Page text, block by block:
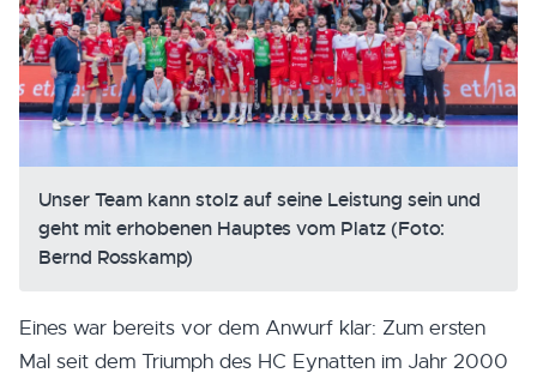
Unser Team kann stolz auf seine Leistung sein und
geht mit erhobenen Hauptes vom Platz (Foto:
Bernd Rosskamp)
Eines war bereits vor dem Anwurf klar: Zum ersten
Mal seit dem Triumph des HC Eynatten im Jahr 2000